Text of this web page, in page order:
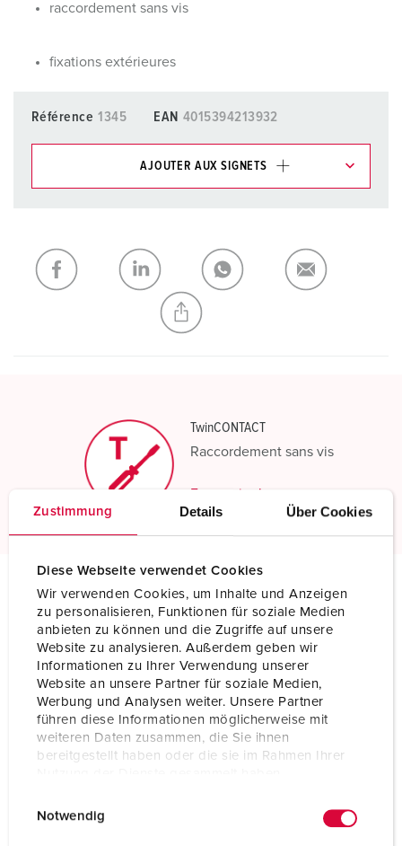
Zustimmung Details Über Cookies
Diese Webseite verwendet Cookies
Wir verwenden Cookies, um Inhalte und Anzeigen
zu personalisieren, Funktionen für soziale Medien
anbieten zu können und die Zugriffe auf unsere
Website zu analysieren. Außerdem geben wir
Informationen zu Ihrer Verwendung unserer
Website an unsere Partner für soziale Medien,
Werbung und Analysen weiter. Unsere Partner
führen diese Informationen möglicherweise mit
weiteren Daten zusammen, die Sie ihnen
bereitgestellt haben oder die sie im Rahmen Ihrer
Notwendig
raccordement sans vis
fixations extérieures
Référence 1345 EAN 4015394213932
AJOUTER AUX SIGNETS
Ma liste AJOUTER
CRÉER UNE NOUVELLE LISTE
TwinCONTACT
Raccordement sans vis
En savoir plus
Spécifications techniques
Socle de prise de courant saillie avec TwinCONTACT 1345
Ampère 32 A
Pôles 3 p
110 V
Hertz